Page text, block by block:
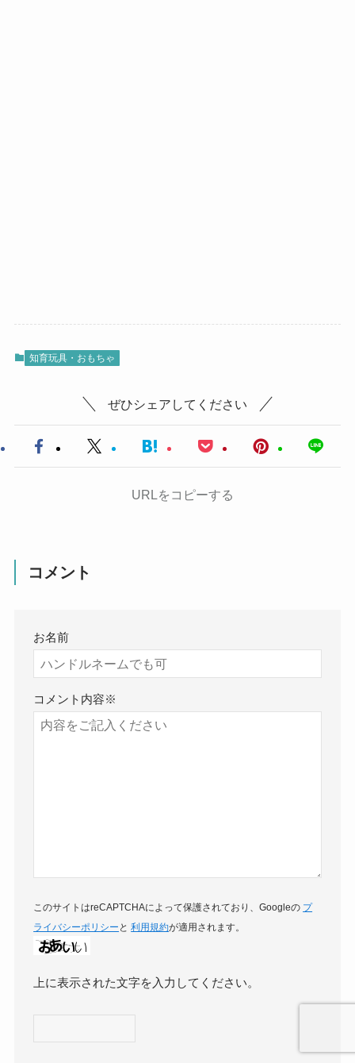
知育玩具・おもちゃ
ぜひシェアしてください
URLをコピーする
コメント
お名前
コメント内容※
このサイトはreCAPTCHAによって保護されており、Googleの プ
ライバシーポリシー と利用規約が適用されます。
上に表示された文字を入力してください。